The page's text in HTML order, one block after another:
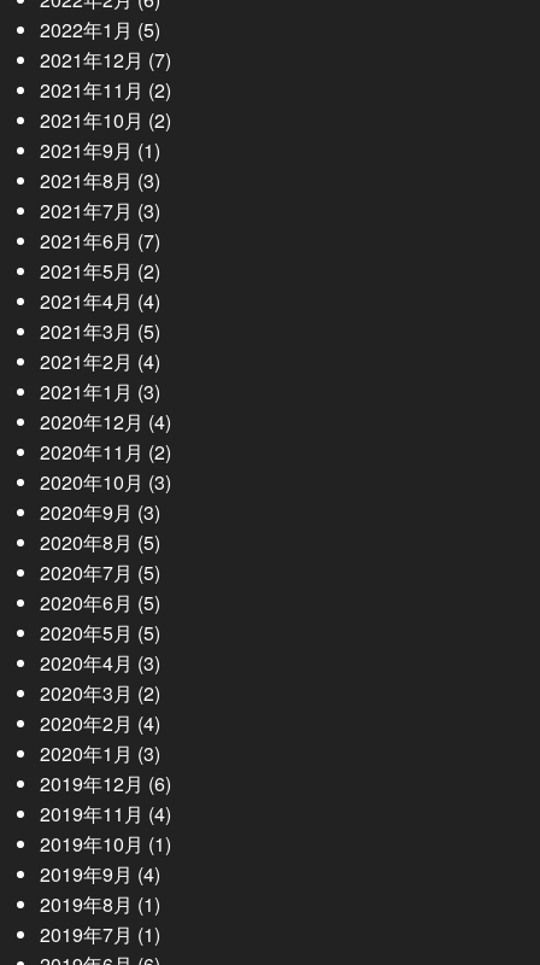
2022年1月 (5)
2021年12月 (7)
2021年11月 (2)
2021年10月 (2)
2021年9月 (1)
2021年8月 (3)
2021年7月 (3)
2021年6月 (7)
2021年5月 (2)
2021年4月 (4)
2021年3月 (5)
2021年2月 (4)
2021年1月 (3)
2020年12月 (4)
2020年11月 (2)
2020年10月 (3)
2020年9月 (3)
2020年8月 (5)
2020年7月 (5)
2020年6月 (5)
2020年5月 (5)
2020年4月 (3)
2020年3月 (2)
2020年2月 (4)
2020年1月 (3)
2019年12月 (6)
2019年11月 (4)
2019年10月 (1)
2019年9月 (4)
2019年8月 (1)
2019年7月 (1)